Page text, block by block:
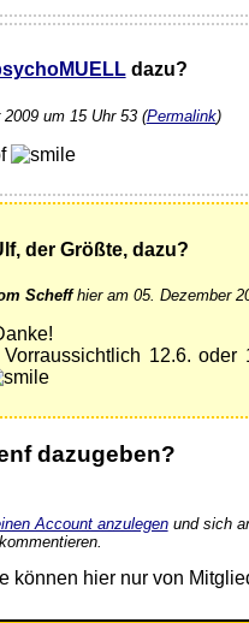
dazu?
um 15 Uhr 53 (Permalink)
der Größte, dazu?
Scheffhier am 05. Dezember
Vorraussichtlich 12.6.
dazugeben?
Account anzulegenund sich
können hier nur von